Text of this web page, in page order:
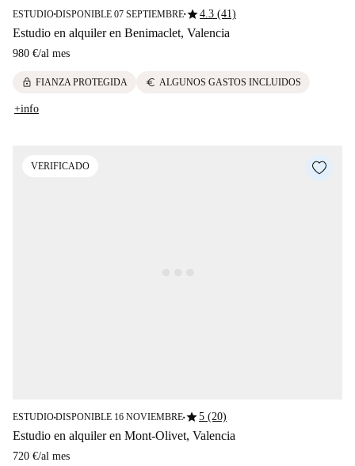
ESTUDIO■DISPONIBLE 07 SEPTIEMBRE■star4.3 (41)
Estudio en alquiler en Benimaclet, Valencia
980 €/al mes
lock FIANZA PROTEGIDA euro ALGUNOS GASTOS INCLUIDOS
+info
VERIFICADO
ESTUDIO■DISPONIBLE 16 NOVIEMBRE■star5 (20)
Estudio en alquiler en Mont-Olivet, Valencia
720 €/al mes